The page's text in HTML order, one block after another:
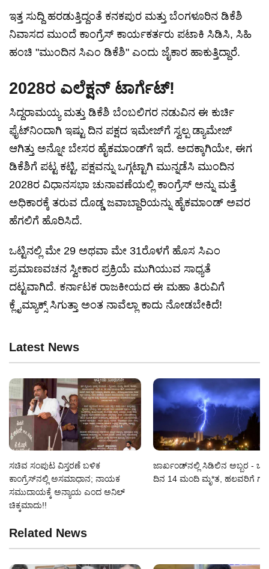
ಇತ್ತ ಸುದ್ದಿ ಹರಡುತ್ತಿದ್ದಂತೆ ಕನಕಪುರ ಮತ್ತು ಬೆಂಗಳೂರಿನ ಡಿಕೆಶಿ
ನಿವಾಸದ ಮುಂದೆ ಕಾಂಗ್ರೆಸ್ ಕಾರ್ಯಕರ್ತರು ಪಟಾಕಿ ಸಿಡಿಸಿ, ಸಿಹಿ
ಹಂಚಿ "ಮುಂದಿನ ಸಿಎಂ ಡಿಕೆಶಿ" ಎಂದು ಜೈಕಾರ ಹಾಕುತ್ತಿದ್ದಾರೆ.
2028ರ ಎಲೆಕ್ಷನ್ ಟಾರ್ಗೆಟ್!
ಸಿದ್ದರಾಮಯ್ಯ ಮತ್ತು ಡಿಕೆಶಿ ಬೆಂಬಲಿಗರ ನಡುವಿನ ಈ ಕುರ್ಚಿ
ಫೈಟ್‌ನಿಂದಾಗಿ ಇಷ್ಟು ದಿನ ಪಕ್ಷದ ಇಮೇಜ್‌ಗೆ ಸ್ವಲ್ಪ ಡ್ಯಾಮೇಜ್
ಆಗಿತ್ತು ಅನ್ನೋ ಬೇಸರ ಹೈಕಮಾಂಡ್‌ಗೆ ಇದೆ. ಅದಕ್ಕಾಗಿಯೇ, ಈಗ
ಡಿಕೆಶಿಗೆ ಪಟ್ಟ ಕಟ್ಟಿ, ಪಕ್ಷವನ್ನು ಒಗ್ಗಟ್ಟಾಗಿ ಮುನ್ನಡೆಸಿ ಮುಂದಿನ
2028ರ ವಿಧಾನಸಭಾ ಚುನಾವಣೆಯಲ್ಲಿ ಕಾಂಗ್ರೆಸ್ ಅನ್ನು ಮತ್ತೆ
ಅಧಿಕಾರಕ್ಕೆ ತರುವ ದೊಡ್ಡ ಜವಾಬ್ದಾರಿಯನ್ನು ಹೈಕಮಾಂಡ್ ಅವರ
ಹೆಗಲಿಗೆ ಹೊರಿಸಿದೆ.
ಒಟ್ಟಿನಲ್ಲಿ ಮೇ 29 ಅಥವಾ ಮೇ 31ರೊಳಗೆ ಹೊಸ ಸಿಎಂ
ಪ್ರಮಾಣವಚನ ಸ್ವೀಕಾರ ಪ್ರಕ್ರಿಯೆ ಮುಗಿಯುವ ಸಾಧ್ಯತೆ
ದಟ್ಟವಾಗಿದೆ. ಕರ್ನಾಟಕ ರಾಜಕೀಯದ ಈ ಮಹಾ ತಿರುವಿಗೆ
ಕ್ಲೈಮ್ಯಾಕ್ಸ್ ಸಿಗುತ್ತಾ ಅಂತ ನಾವೆಲ್ಲಾ ಕಾದು ನೋಡಬೇಕಿದೆ!
Latest News
ಸಚಿವ ಸಂಪುಟ ವಿಸ್ತರಣೆ ಬಳಿಕ
ಕಾಂಗ್ರೆಸ್‌ನಲ್ಲಿ ಅಸಮಾಧಾನ; ನಾಯಕ
ಸಮುದಾಯಕ್ಕೆ ಅನ್ಯಾಯ ಎಂದ ಅನಿಲ್
ಚಿಕ್ಕಮಾದು!!
ಜಾರ್ಖಂಡ್‌ನಲ್ಲಿ ಸಿಡಿಲಿನ ಅಬ್ಬರ -
ದಿನ 14 ಮಂದಿ ಮೃ*ತ, ಹಲವರಿಗೆ
Related News